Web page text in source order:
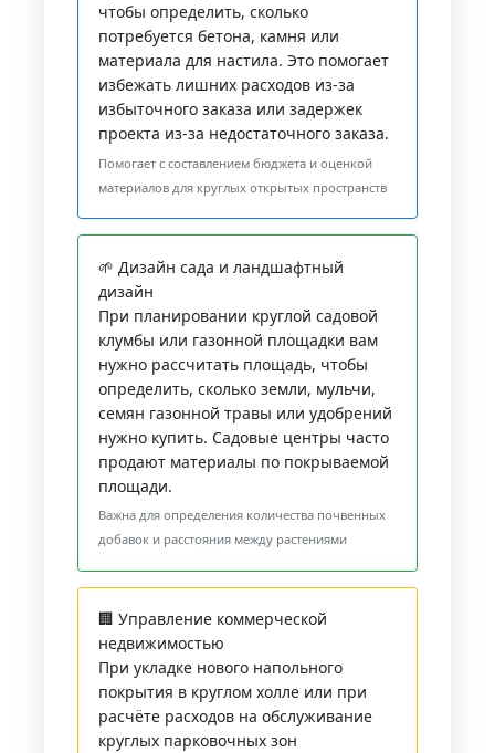
чтобы определить, сколько
потребуется бетона, камня или
материала для настила. Это помогает
избежать лишних расходов из-за
избыточного заказа или задержек
проекта из-за недостаточного заказа.
Помогает с составлением бюджета и оценкой
материалов для круглых открытых пространств
🌱 Дизайн сада и ландшафтный
дизайн
При планировании круглой садовой
клумбы или газонной площадки вам
нужно рассчитать площадь, чтобы
определить, сколько земли, мульчи,
семян газонной травы или удобрений
нужно купить. Садовые центры часто
продают материалы по покрываемой
площади.
Важна для определения количества почвенных
добавок и расстояния между растениями
🏢 Управление коммерческой
недвижимостью
При укладке нового напольного
покрытия в круглом холле или при
расчёте расходов на обслуживание
круглых парковочных зон